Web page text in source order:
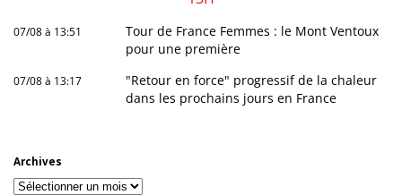
07/08 à 13:51
Tour de France Femmes : le Mont Ventoux
pour une première
07/08 à 13:17
"Retour en force" progressif de la chaleur
dans les prochains jours en France
Archives
Archives